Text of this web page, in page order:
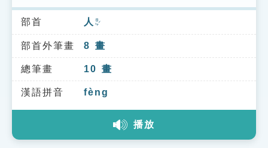
索引選單
知識索引
單字索引
生命大百科索引
部首 人 ㄖㄣˊ
部首外筆畫 8 畫
總筆畫 10 畫
漢語拼音 fèng
播放